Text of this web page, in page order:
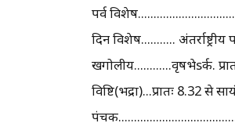
पर्व
दिन विशेष........... अंतर्राष्ट्रीय
खगोलीय............वृषभेsर्क.
विष्टि(भद्रा)...प्रातः 8.32 से